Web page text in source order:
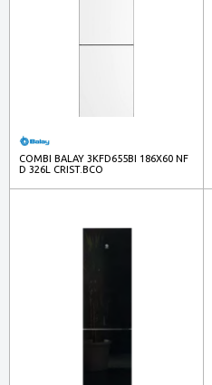
COMBI BALAY 3KFD655BI 186X60 NF
D 326L CRIST.BCO